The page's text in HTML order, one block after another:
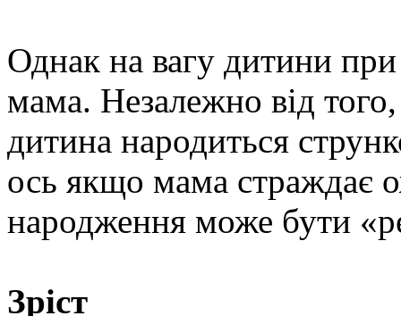
Однак на вагу дитини
мама. Незалежно від
дитина народиться
ось якщо мама страждає
народження може бути
Зріст